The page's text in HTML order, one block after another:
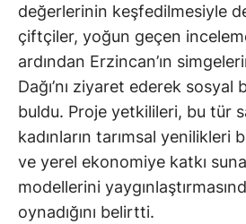
değerlerinin keşfedilmesiyle
çiftçiler, yoğun geçen
ardından Erzincan’ın
Dağı’nı ziyaret ederek sosyal
buldu. Proje yetkilileri, bu tür
kadınların tarımsal yenilikleri
ve yerel ekonomiye katkı
modellerini
oynadığını belirtti.